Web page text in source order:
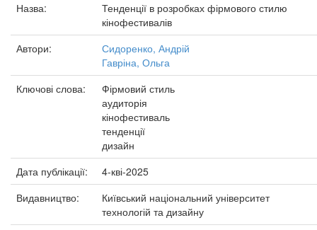
Назва:
Тенденції в розробках фірмового стилю
кінофестивалів
Автори:
Сидоренко, Андрій
Гавріна, Ольга
Ключові слова:
Фірмовий стиль
аудиторія
кінофестиваль
тенденції
дизайн
Дата публікації:
4-кві-2025
Видавництво:
Київський національний університет
технологій та дизайну